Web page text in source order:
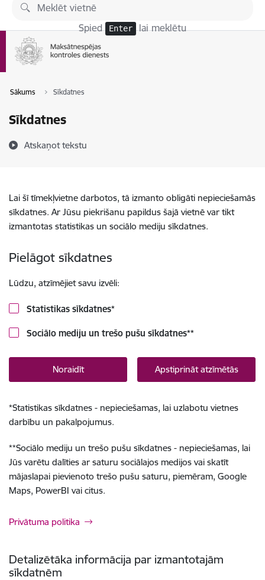
Pāriet uz lapas saturu
Spied Enter lai meklētu
Sākums Sīkdatnes
Sīkdatnes
Atskaņot tekstu
Lai šī tīmekļvietne darbotos, tā izmanto obligāti nepieciešamās
sīkdatnes. Ar Jūsu piekrišanu papildus šajā vietnē var tikt
izmantotas statistikas un sociālo mediju sīkdatnes.
Pielāgot sīkdatnes
Lūdzu, atzīmējiet savu izvēli:
Statistikas sīkdatnes*
Sociālo mediju un trešo pušu sīkdatnes**
Noraidīt Apstiprināt atzīmētās
*Statistikas sīkdatnes - nepieciešamas, lai uzlabotu vietnes
darbību un pakalpojumus.
**Sociālo mediju un trešo pušu sīkdatnes - nepieciešamas, lai
Jūs varētu dalīties ar saturu sociālajos medijos vai skatīt
mājaslapai pievienoto trešo pušu saturu, piemēram, Google
Maps, PowerBI vai citus.
Privātuma politika
Detalizētāka informācija par izmantotajām
sīkdatnēm